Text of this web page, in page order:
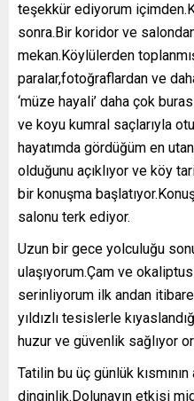
teşekkür ediyorum
sonra.Bir koridor ve
mekan.Köylülerden
paralar,fotoğraflardan ve
‘müze hayali’ daha çok
ve koyu kumral saçlarıyla
hayatımda gördüğüm en
olduğunu açıklıyor ve köy
bir konuşma
salonu terk ediyor.
Uzun bir gece yolculuğu
ulaşıyorum.Çam ve
serinliyorum ilk andan
yıldızlı tesislerle
huzur ve güvenlik sağlıyor
Tatilin bu üç günlük
dinginlik.Dolunayın etkisi